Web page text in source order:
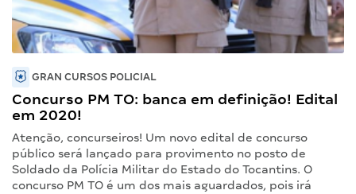
GRAN CURSOS POLICIAL
Concurso PM TO: banca em definição! Edital
em 2020!
Atenção, concurseiros! Um novo edital de concurso
público será lançado para provimento no posto de
Soldado da Polícia Militar do Estado do Tocantins. O
concurso PM TO é um dos mais aguardados, pois irá